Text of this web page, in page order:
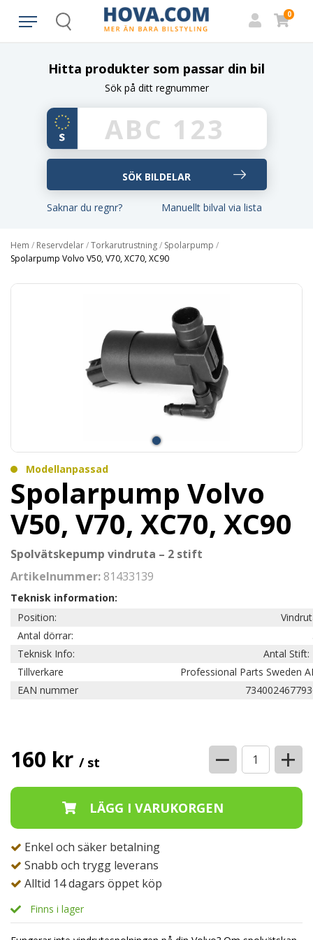
Search
0
Hitta produkter som passar din bil
Sök på ditt regnummer
Saknar du regnr? Manuellt bilval via lista
Hem / Reservdelar/Torkarutrustning/ Spolarpump /
Spolarpump Volvo V50, V70, XC70, XC90
Modellanpassad
Spolarpump Volvo
V50, V70, XC70, XC90
Spolvätskepump vindruta – 2 stift
Artikelnummer: 81433139
Teknisk information:
Position:
Antal dörrar:
Teknisk Info:
Antal Stift:
Tillverkare
Professional Parts Sweden
EAN nummer
160 kr / st − +
Enkel och säker betalning
Snabb och trygg leverans
Alltid 14 dagars öppet köp
Finns i lager